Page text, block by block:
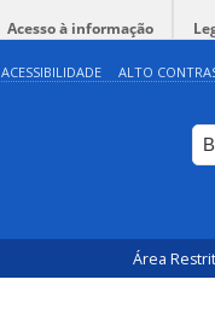
Acesso à informação
ACESSIBILIDADE ALTO
Área